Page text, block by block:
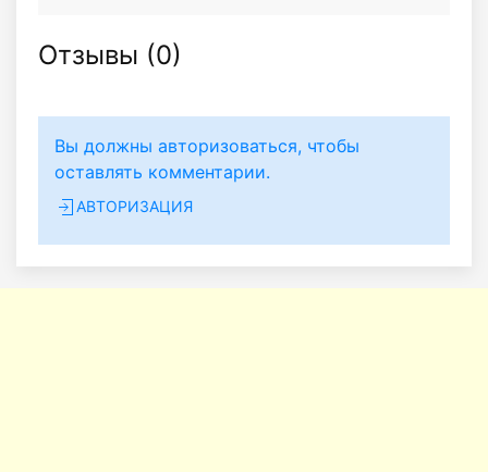
Отзывы (0)
Вы должны авторизоваться, чтобы
оставлять комментарии.
АВТОРИЗАЦИЯ